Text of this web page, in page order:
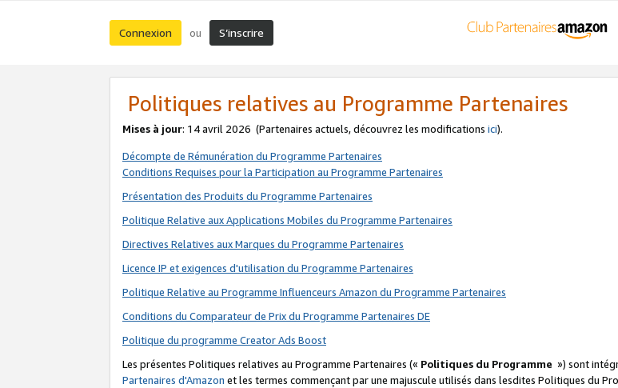
Connexion ou S’inscrire
Politiques relatives au Programme Partenaires
Mises à jour: 14 avril 2026 (Partenaires actuels, découvrez les modifications ici).
Décompte de Rémunération du Programme Partenaires
Conditions Requises pour la Participation au Programme Partenaires
Présentation des Produits du Programme Partenaires
Politique Relative aux Applications Mobiles du Programme Partenaires
Directives Relatives aux Marques du Programme Partenaires
Licence IP et exigences d'utilisation du Programme Partenaires
Politique Relative au Programme Influenceurs Amazon du Programme Partenaires
Conditions du Comparateur de Prix du Programme Partenaires DE
Politique du programme Creator Ads Boost
Les présentes Politiques relatives au Programme Partenaires (« Politiques du Programme ») sont
Partenaires d'Amazon et les termes commençant par une majuscule utilisés dans lesdites Politiques du